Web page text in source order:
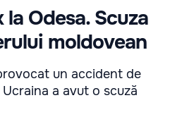
Odesa. Scuza
moldovean
un accident de
a avut o scuză